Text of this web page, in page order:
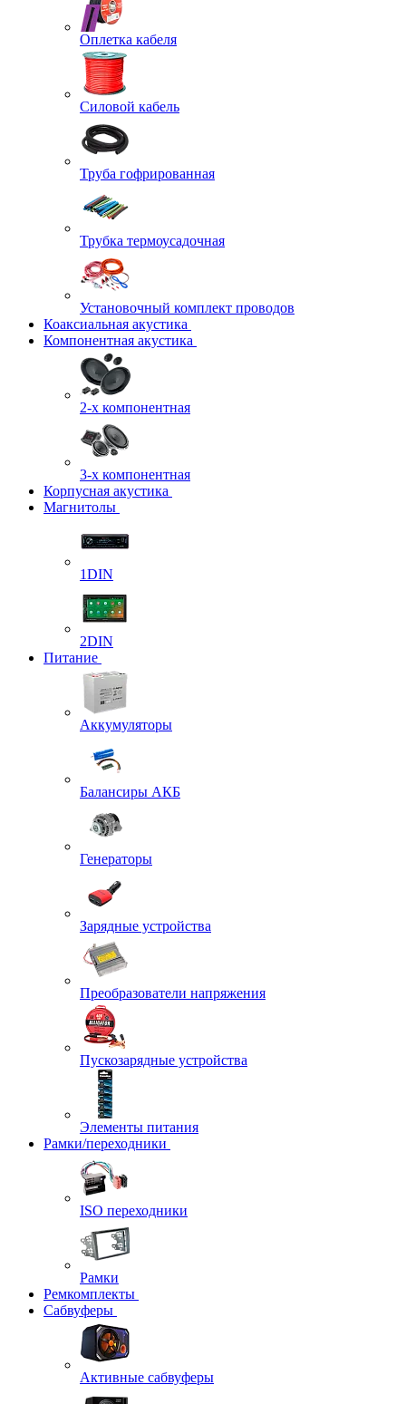
Оплетка кабеля
Силовой кабель
Труба гофрированная
Трубка термоусадочная
Установочный комплект проводов
Коаксиальная акустика
Компонентная акустика
2-х компонентная
3-х компонентная
Корпусная акустика
Магнитолы
1DIN
2DIN
Питание
Аккумуляторы
Балансиры АКБ
Генераторы
Зарядные устройства
Преобразователи напряжения
Пускозарядные устройства
Элементы питания
Рамки/переходники
ISO переходники
Рамки
Ремкомплекты
Сабвуферы
Активные сабвуферы